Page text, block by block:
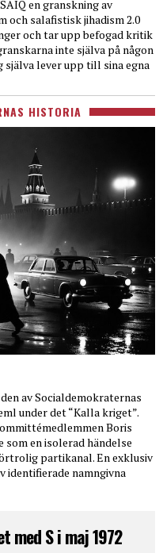
en granskning av
och salafistisk jihadism 2.0
och tar upp befogad kritik
inte själva på någon
lever upp till sina egna
HISTORIA
av Socialdemokraternas
under det “Kalla kriget”.
Boris
en isolerad händelse
partikanal. En exklusiv
identifierade namngivna
med S i maj 1972